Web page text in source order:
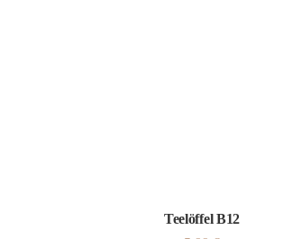
Teelöffel B12